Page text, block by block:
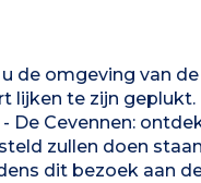
de omgeving van
lijken te zijn
De Cevennen:
zullen doen
dit bezoek aan